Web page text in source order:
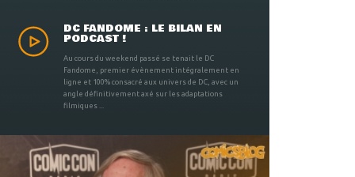
DC FANDOME : LE BILAN EN
PODCAST !
Au cours du weekend passé se tenait le DC
Fandome, premier évènement intégralement en
ligne et 100% consacré aux univers de DC, avec un
angle définitivement axé sur les adaptations
filmiques ...